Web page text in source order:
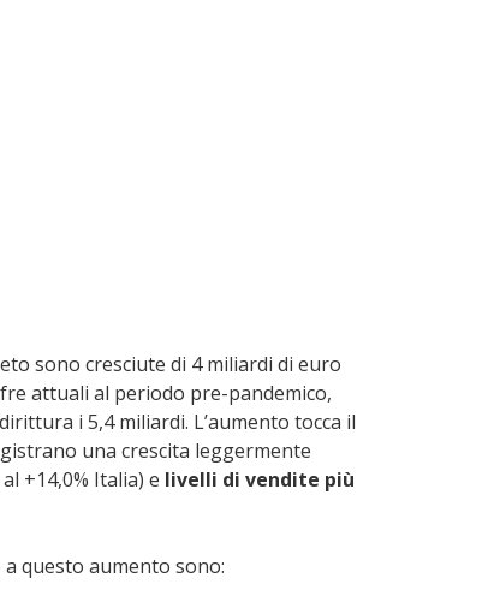
sono cresciute di 4 miliardi di euro
attuali al periodo pre-pandemico,
i 5,4 miliardi. L’aumento tocca il
una crescita leggermente
+14,0% Italia) e livelli di vendite più
questo aumento sono: